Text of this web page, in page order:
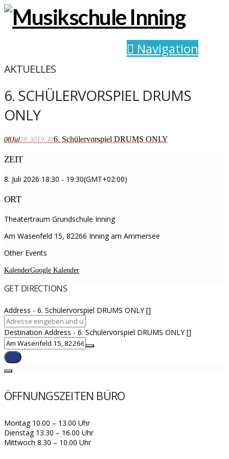
Navigation
AKTUELLES
6. SCHÜLERVORSPIEL DRUMS
ONLY
08Jul18:3019:306. Schülervorspiel DRUMS ONLY
ZEIT
8. Juli 2026 18:30 - 19:30(GMT+02:00)
ORT
Theatertraum Grundschule Inning
Am Wasenfeld 15, 82266 Inning am Ammersee
Other Events
KalenderGoogle Kalender
GET DIRECTIONS
Address - 6. Schülervorspiel DRUMS ONLY []
Destination Address - 6. Schülervorspiel DRUMS ONLY []
ÖFFNUNGSZEITEN BÜRO
Montag 10.00 – 13.00 Uhr
Dienstag 13.30 – 16.00 Uhr
Mittwoch 8.30 – 10.00 Uhr